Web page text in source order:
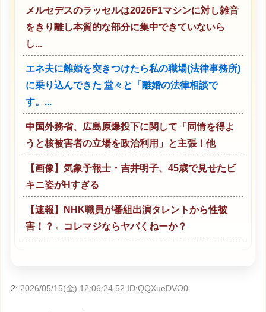
メルセデスのラッセルは2026F1マシンに対し雑音
をきり離し本質的な部分に集中できていないら
し...
エネ夫に離婚を突きつけたら私の職場(法律事務所)
に乗り込んできた 堂々と「離婚の法律相談で
す。...
中国外務省、広島原爆投下に関して「同情を得よ
うと核被害者の立場を政治利用」と主張！他
【画像】気象予報士・吉井明子、45歳で見せたビ
キニ姿がHすぎる
【速報】NHK職員が番組出演タレントから性被
害！？←コレマジならヤバくねーか？
2: 2026/05/15(金) 12:06:24.52 ID:QQXueDVO0